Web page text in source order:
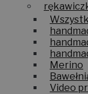
Merino
Video